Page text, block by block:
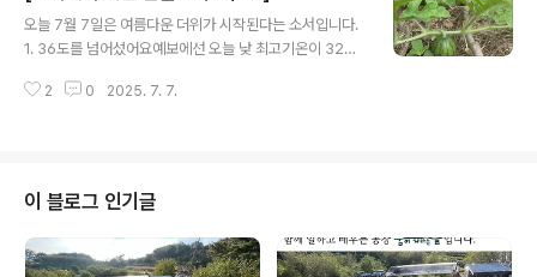
름의 냄새매미와 풀벌레 소리가 한창입니다. 백합꽃 향기
도 은은하게 풍기고요. 풀 깍고 김매다 보면 굉장히 좋은 냄
다가 끝내 못찾았습니다. 여러분의 여름엔 어떤 냄새와 소
오늘 7월 7일은 여름다운 더위가 시작된다는 소서입니다.
1. 36도를 넘어섰어요예보에선 오늘 낮 최고기온이 32도
를 살펴보았는데 37도! 가만히 있어도 이마에 땀이 흐르는
수확한 감자 마늘 양파 꺼먹보리, 허브솔트와 허브차, 땀수
건을 가지고 나갑니다. 꿈뜰이 키운 감자 마늘 양파 허브솔
트로 원슈가데이가 포카치아를 만들어 오신다고 해요! 마
르쉐 출점에 대한 안내는 꿈뜰+마르쉐 노션페이지에서 살
2 0 2025. 7. 7.
이 블로그 인기글